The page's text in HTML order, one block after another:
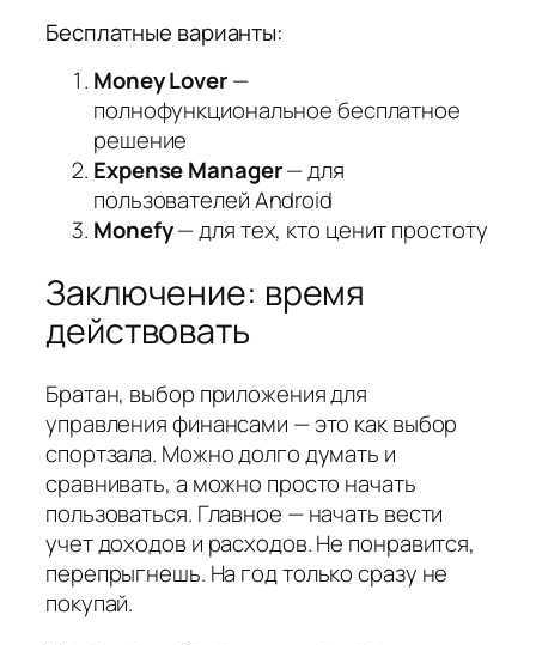
Бесплатные варианты:
Money Lover—
полнофункциональное бесплатное
решение
Expense Manager— для
пользователей Android
Monefy— для тех, кто ценит простоту
Заключение: время
действовать
Братан, выбор приложения для
управления финансами — это как выбор
спортзала. Можно долго думать и
сравнивать, а можно просто начать
пользоваться. Главное — начать вести
учет доходов и расходов. Не понравится,
перепрыгнешь. На год только сразу не
покупай.